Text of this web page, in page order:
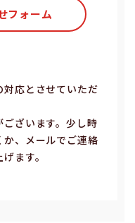
フォーム
応とさせていただ
ざいます。少し時
か、メールでご連絡
ます。